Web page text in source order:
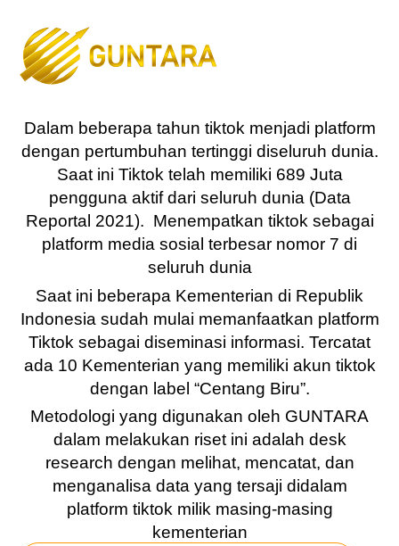
content
Dalam beberapa tahun tiktok menjadi platform
dengan pertumbuhan tertinggi diseluruh dunia.
Saat ini Tiktok telah memiliki 689 Juta
pengguna aktif dari seluruh dunia (Data
Reportal 2021). Menempatkan tiktok sebagai
platform media sosial terbesar nomor 7 di
seluruh dunia
Saat ini beberapa Kementerian di Republik
Indonesia sudah mulai memanfaatkan platform
Tiktok sebagai diseminasi informasi. Tercatat
ada 10 Kementerian yang memiliki akun tiktok
dengan label “Centang Biru”.
Metodologi yang digunakan oleh GUNTARA
dalam melakukan riset ini adalah desk
research dengan melihat, mencatat, dan
menganalisa data yang tersaji didalam
platform tiktok milik masing-masing
kementerian